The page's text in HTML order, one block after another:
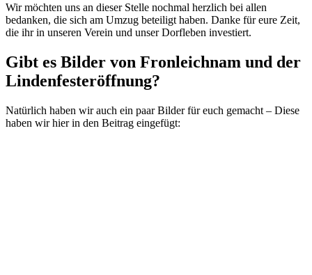
Wir möchten uns an dieser Stelle nochmal herzlich bei allen
bedanken, die sich am Umzug beteiligt haben. Danke für eure Zeit,
die ihr in unseren Verein und unser Dorfleben investiert.
Gibt es Bilder von Fronleichnam und der
Lindenfesteröffnung?
Natürlich haben wir auch ein paar Bilder für euch gemacht – Diese
haben wir hier in den Beitrag eingefügt: